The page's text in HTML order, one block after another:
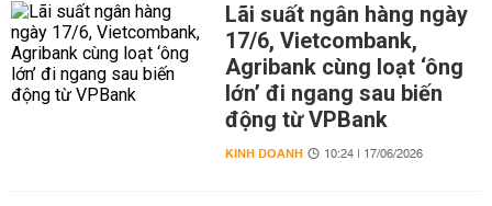
Lãi suất ngân hàng ngày
17/6, Vietcombank,
Agribank cùng loạt ‘ông
lớn’ đi ngang sau biến
động từ VPBank
KINH DOANH 10:24 | 17/06/2026